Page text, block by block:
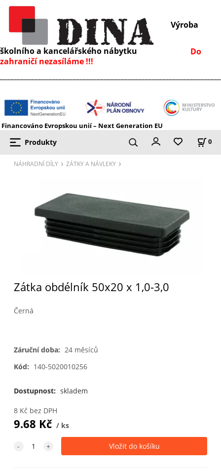
Výroba
školního a kancelářského nábytku Do
zahraničí nezasíláme !!!
Financováno Evropskou unií – Next Generation EU
Produkty 0
NÁHRADNÍ DÍLY ZÁTKY A NÁVLEKY
Zátka obdélník 50x20 x 1,0-3,0
Černá
Záruční doba: 24 měsíců
Kód: 140-5020010256
Dostupnost: skladem
8Kč bez DPH
9.68 Kč ks